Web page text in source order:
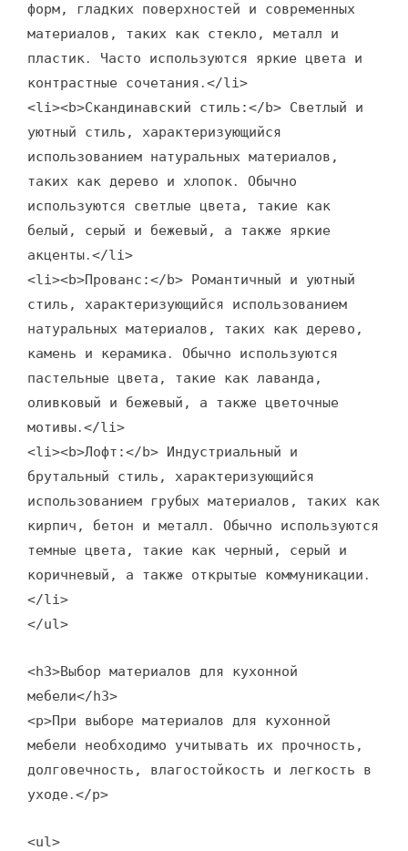
форм, гладких поверхностей и современных
материалов, таких как стекло, металл и
пластик․ Часто используются яркие цвета и
контрастные сочетания․</li>
<li><b>Скандинавский стиль:</b> Светлый и
уютный стиль, характеризующийся
использованием натуральных материалов,
таких как дерево и хлопок․ Обычно
используются светлые цвета, такие как
белый, серый и бежевый, а также яркие
акценты․</li>
<li><b>Прованс:</b> Романтичный и уютный
стиль, характеризующийся использованием
натуральных материалов, таких как дерево,
камень и керамика․ Обычно используются
пастельные цвета, такие как лаванда,
оливковый и бежевый, а также цветочные
мотивы․</li>
<li><b>Лофт:</b> Индустриальный и
брутальный стиль, характеризующийся
использованием грубых материалов, таких как
кирпич, бетон и металл․ Обычно используются
темные цвета, такие как черный, серый и
коричневый, а также открытые коммуникации․
</li>
</ul>
<h3>Выбор материалов для кухонной
мебели</h3>
<p>При выборе материалов для кухонной
мебели необходимо учитывать их прочность,
долговечность, влагостойкость и легкость в
уходе․</p>
<ul>